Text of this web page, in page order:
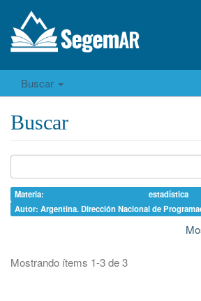
Buscar
Buscar
Materia:
Autor: Argentina. Dirección Nacional de
Mostrando ítems 1-3 de 3